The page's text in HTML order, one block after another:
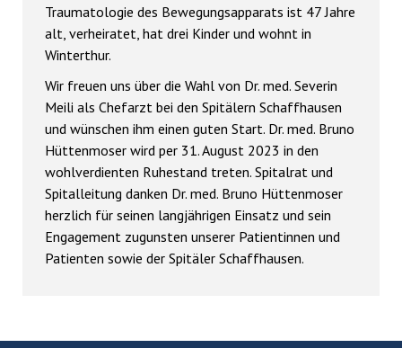
Traumatologie des Bewegungsapparats ist 47 Jahre
alt, verheiratet, hat drei Kinder und wohnt in
Winterthur.
Wir freuen uns über die Wahl von Dr. med. Severin
Meili als Chefarzt bei den Spitälern Schaffhausen
und wünschen ihm einen guten Start. Dr. med. Bruno
Hüttenmoser wird per 31. August 2023 in den
wohlverdienten Ruhestand treten. Spitalrat und
Spitalleitung danken Dr. med. Bruno Hüttenmoser
herzlich für seinen langjährigen Einsatz und sein
Engagement zugunsten unserer Patientinnen und
Patienten sowie der Spitäler Schaffhausen.